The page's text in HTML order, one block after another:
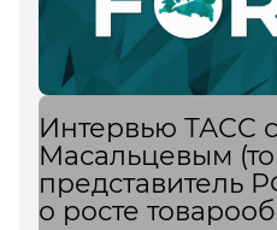
Интервью ТАСС
Масальцевым
представитель
о росте